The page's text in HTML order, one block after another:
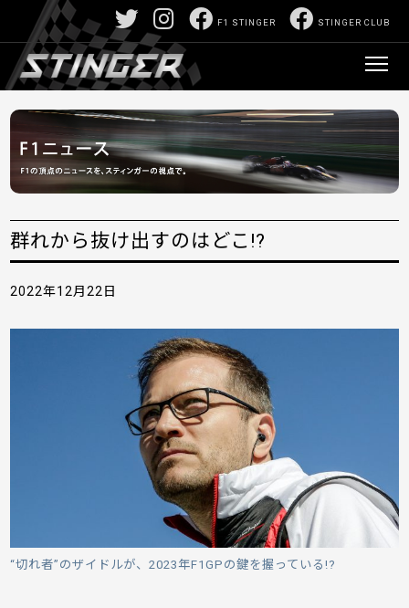
STINGER CLUB
F1 STINGER
群れから抜け出すのはどこ!?
2022年12月22日
“切れ者”のザイドルが、2023年F1GPの鍵を握っている!?